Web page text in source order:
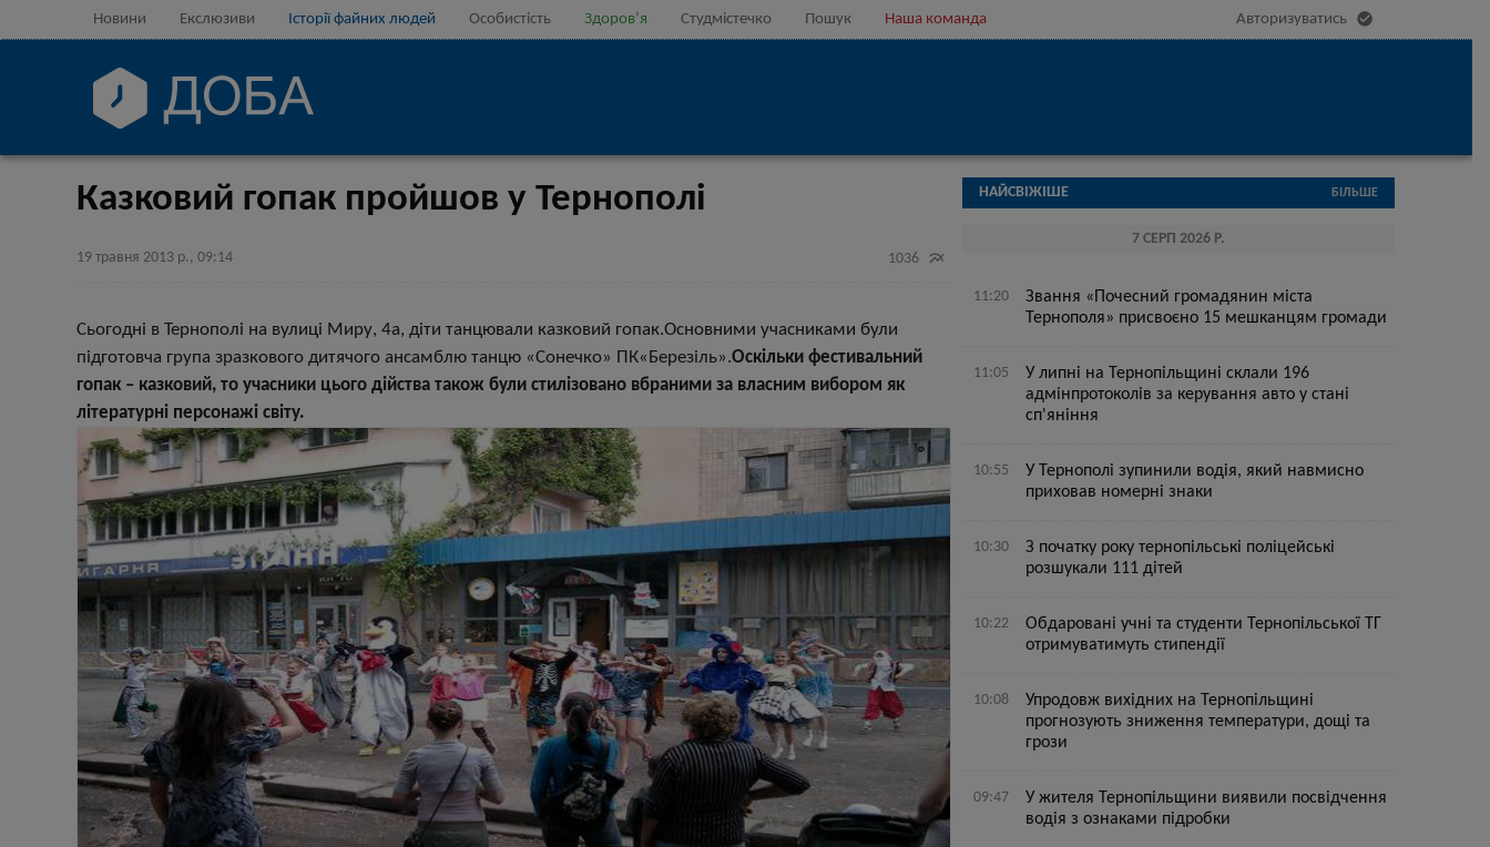
Новини Екслюзиви Історії файних людей Особистість Здоров’я Студмістечко Пошук Наша команда Авторизуватись 
Казковий гопак пройшов у Тернополі
19 травня 2013 р., 09:14 1036 
Сьогодні в Тернополі на вулиці Миру, 4а, діти танцювали казковий гопак.Основними учасниками були
підготовча група зразкового дитячого ансамблю танцю «Сонечко» ПК«Березіль».Оскільки фестивальний
гопак – казковий, то учасники цього дійства також були стилізовано вбраними за власним вибором як
літературні персонажі світу.
НАЙСВІЖІШЕ БІЛЬШЕ
7 СЕРП 2026 Р.
11:20
Звання «Почесний громадянин міста
Тернополя» присвоєно 15 мешканцям громади
11:05
У липні на Тернопільщині склали 196
адмінпротоколів за керування авто у стані
сп'яніння
10:55
У Тернополі зупинили водія, який навмисно
приховав номерні знаки
10:30
З початку року тернопільські поліцейські
розшукали 111 дітей
10:22
Обдаровані учні та студенти Тернопільської ТГ
отримуватимуть стипендії
10:08
Упродовж вихідних на Тернопільщині
прогнозують зниження температури, дощі та
грози
09:47
У жителя Тернопільщини виявили посвідчення
водія з ознаками підробки